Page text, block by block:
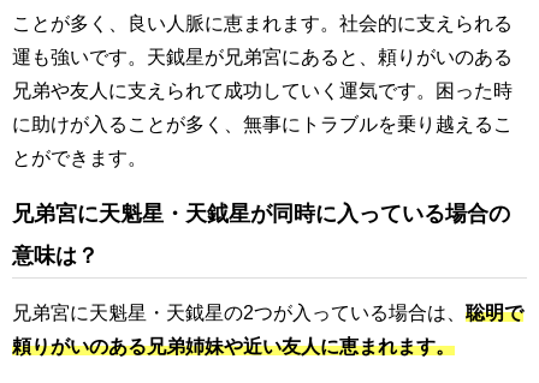
ことが多く、良い人脈に恵まれます。社会的に支えられる
運も強いです。天鉞星が兄弟宮にあると、頼りがいのある
兄弟や友人に支えられて成功していく運気です。困った時
に助けが入ることが多く、無事にトラブルを乗り越えるこ
とができます。
兄弟宮に天魁星・天鉞星が同時に入っている場合の
意味は？
兄弟宮に天魁星・天鉞星の2つが入っている場合は、 聡明で
頼りがいのある兄弟姉妹や近い友人に恵まれます。